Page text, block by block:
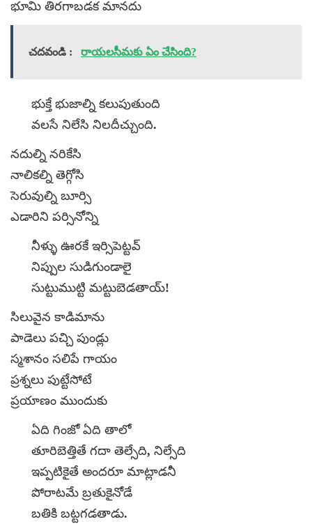
భూమి తిరగాబడక మానదు
చదవండి : రాయలసీమకు ఏం చేసింది?
భుక్తే భుజాల్ని కలుపుతుంది
వలసే నిలేసి నిలదీచ్చుంది.
నదుల్ని నరికేసి
నాలికల్ని తెగ్గోసి
సెరువుల్ని బూర్సి
ఎడారిని పర్సినోన్ని
నీళ్ళు ఊరకే ఇర్సిపెట్టవ్
నిప్పుల సుడిగుండాలై
సుట్టుముట్టి మట్టుబెడతాయ్!
సిలువైన కాడిమాను
పాడెలు పచ్చి పుండ్లు
స్మశానం సలిపే గాయం
ప్రశ్నలు పుట్టేసోటే
ప్రయాణం ముందుకు
ఏది గింజో ఏది తాలో
తూరిబెత్తితే గదా తెల్సేది, నిల్సేది
ఇప్పటికైతే అందరూ మాట్లాడనీ
పోరాటమే బ్రతుకైనోడే
బతికి బట్టగడతాడు.